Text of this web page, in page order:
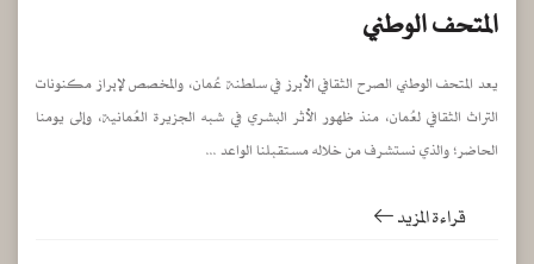
المتحف الوطني
يعد المتحف الوطني الصرح الثقافي الأبرز في سلطنة عُمان، والمخصص لإبراز مكنونات
التراث الثقافي لعُمان، منذ ظهور الأثر البشري في شبه الجزيرة العُمانية، وإلى يومنا
الحاضر؛ والذي نستشرف من خلاله مستقبلنا الواعد ...
قراءة المزيد